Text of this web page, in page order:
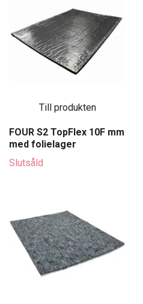
Till produkten
FOUR S2 TopFlex 10F mm
med folielager
Slutsåld